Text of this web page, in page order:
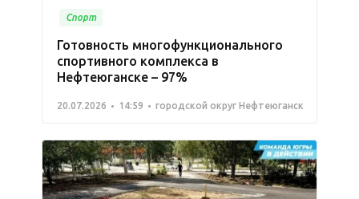
Спорт
Готовность многофункционального
спортивного комплекса в
Нефтеюганске – 97%
20.07.2026 14:59 городской округ Нефтеюганск